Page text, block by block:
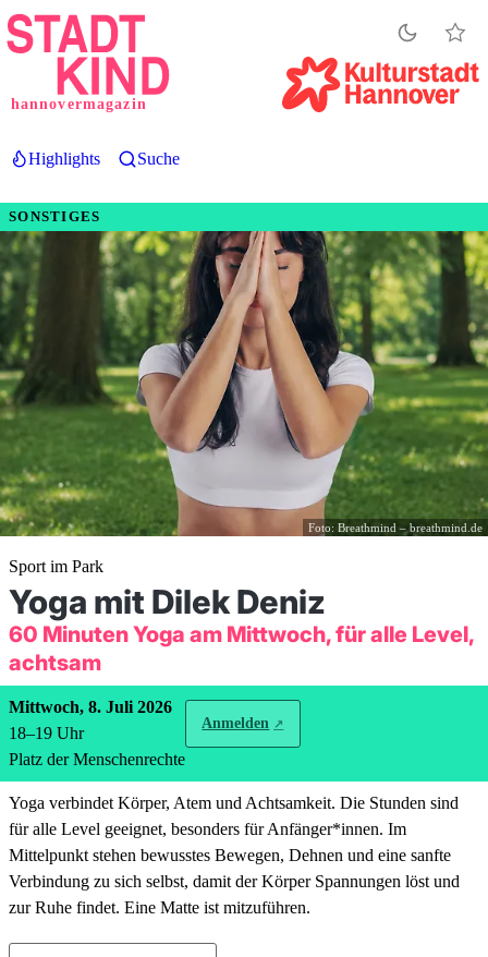
Direkt
zum
hannovermagazin
Highlights Suche
SONSTIGES
Foto: Breathmind – breathmind.de
Sport im Park
Yoga mit Dilek Deniz
60 Minuten Yoga am Mittwoch, für alle Level,
achtsam
Mittwoch, 8. Juli 2026
18–19 Uhr
Platz der Menschenrechte
Anmelden
Yoga verbindet Körper, Atem und Achtsamkeit. Die Stunden sind
für alle Level geeignet, besonders für Anfänger*innen. Im
Mittelpunkt stehen bewusstes Bewegen, Dehnen und eine sanfte
Verbindung zu sich selbst, damit der Körper Spannungen löst und
zur Ruhe findet. Eine Matte ist mitzuführen.